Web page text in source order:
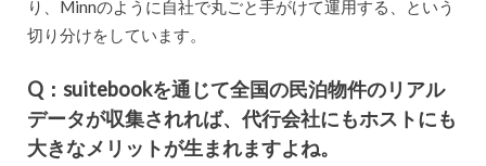
り、Minnのように自社で丸ごと手がけて運用する、という
切り分けをしています。
Q：suitebookを通じて全国の民泊物件のリアル
データが収集されれば、代行会社にもホストにも
大きなメリットが生まれますよね。